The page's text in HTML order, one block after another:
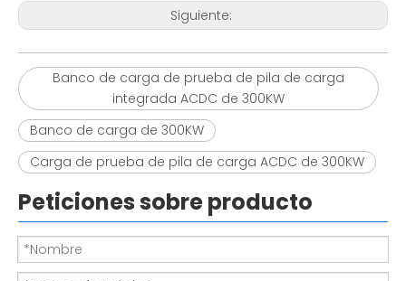
Siguiente:
Banco de carga de prueba de pila de carga
integrada ACDC de 300KW
Banco de carga de 300KW
Carga de prueba de pila de carga ACDC de 300KW
Peticiones sobre producto